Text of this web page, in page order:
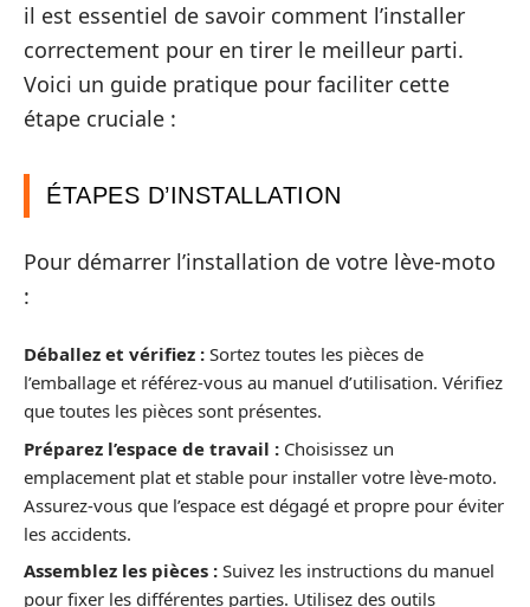
il est essentiel de savoir comment l’installer
correctement pour en tirer le meilleur parti.
Voici un guide pratique pour faciliter cette
étape cruciale :
ÉTAPES D’INSTALLATION
Pour démarrer l’installation de votre lève-moto
:
Déballez et vérifiez : Sortez toutes les pièces de
l’emballage et référez-vous au manuel d’utilisation. Vérifiez
que toutes les pièces sont présentes.
Préparez l’espace de travail : Choisissez un
emplacement plat et stable pour installer votre lève-moto.
Assurez-vous que l’espace est dégagé et propre pour éviter
les accidents.
Assemblez les pièces : Suivez les instructions du manuel
pour fixer les différentes parties. Utilisez des outils